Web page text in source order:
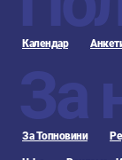
Календар
За
За Топновини